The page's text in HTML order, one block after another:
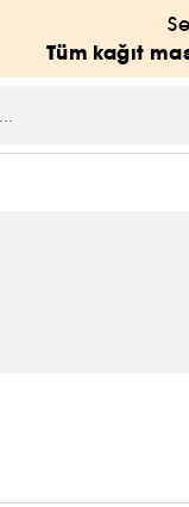
Tüm kağıt